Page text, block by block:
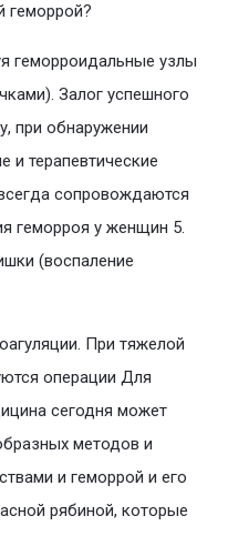
геморрой?
геморроидальные узлы
Залог успешного
при обнаружении
и терапевтические
сопровождаются
геморроя у женщин 5.
(воспаление
При тяжелой
операции Для
сегодня может
методов и
и геморрой и его
рябиной, которые